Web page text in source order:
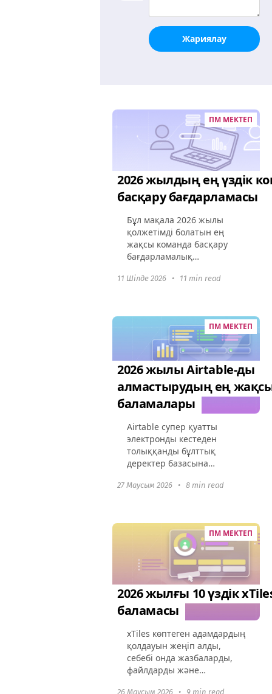
Жариялау
ПМ МЕКТЕП
2026 жылдың ең үздік
басқару бағдарламасы
Бұл мақала 2026 жылы
қолжетімді болатын ең
жақсы команда басқару
бағдарламалық
терең зерттеу жүргізеді.
өзгертіп,
ынтымақтастықты
жақсартатынын...
11 Шілде 2026 • 11 min read
ПМ МЕКТЕП
2026 жылы Airtable-ды
алмастырудың ең
баламалары
Airtable супер қуатты
электронды кестеден
толыққанды бұлттық
деректер базасына
кеңейтілген
Көптеген компаниялар
қазір артық жүктелген
интерфейс, рөлге...
27 Маусым 2026 • 8 min read
ПМ МЕКТЕП
2026 жылғы 10 үздік
баламасы
xTiles көптеген адамдардың
қолдауын жеңіп алды,
себебі онда жазбаларды,
файлдарды және
26 Маусым 2026 • 9 min read